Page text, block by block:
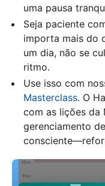
uma pausa
Seja paciente
importa mais do
um dia, não se
ritmo.
Use isso com
Masterclass. O
com as lições da
gerenciamento